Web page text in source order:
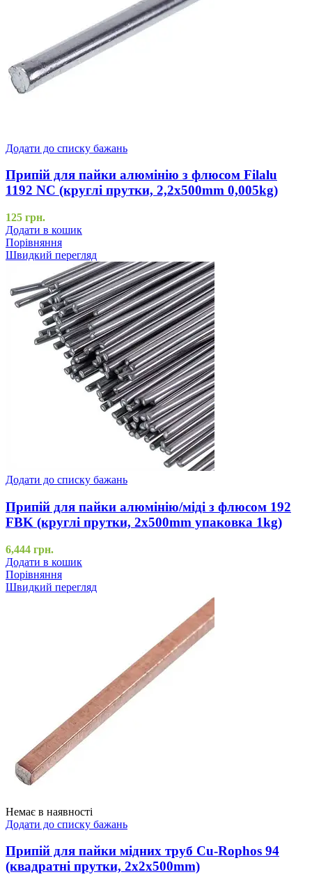
Додати до списку бажань
Припій для пайки алюмінію з флюсом Filalu
1192 NC (круглі прутки, 2,2x500mm 0,005kg)
125 грн.
Додати в кошик
Порівняння
Швидкий перегляд
Додати до списку бажань
Припій для пайки алюмінію/міді з флюсом 192
FBK (круглі прутки, 2x500mm упаковка 1kg)
6,444 грн.
Додати в кошик
Порівняння
Швидкий перегляд
Немає в наявності
Додати до списку бажань
Припій для пайки мідних труб Cu-Rophos 94
(квадратні прутки, 2x2x500mm)